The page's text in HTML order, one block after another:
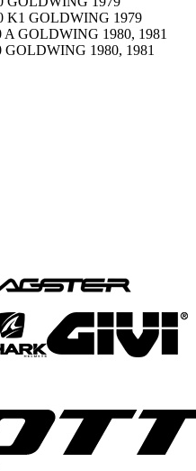
K1 GOLDWING 1979
GOLDWING 1980, 1981
1980, 1981